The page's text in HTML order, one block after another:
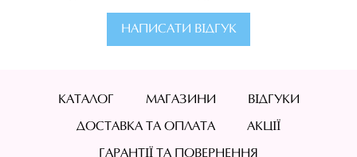
НАПИСАТИ ВІДГУК
КАТАЛОГ МАГАЗИНИ ВІДГУКИ
ДОСТАВКА ТА ОПЛАТА АКЦІЇ
ГАРАНТІЇ ТА ПОВЕРНЕННЯ